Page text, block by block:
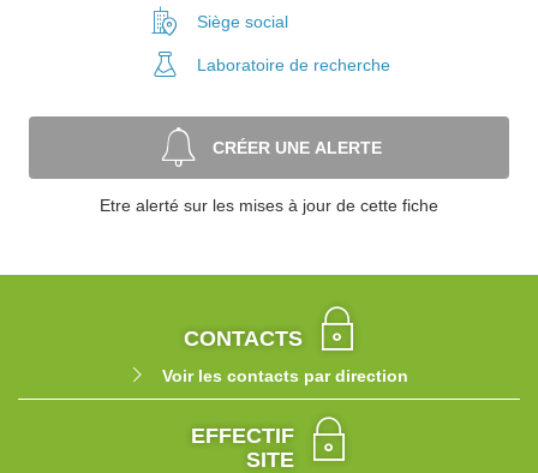
Siège social
Laboratoire de recherche
CRÉER UNE ALERTE
Etre alerté sur les mises à jour de cette fiche
CONTACTS
Voir les contacts par direction
EFFECTIF
SITE